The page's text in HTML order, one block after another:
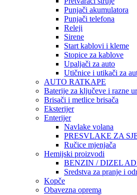
Punjači akumulatora
Punjači telefona
Releji
Sirene
Start kablovi i kleme
Stopice za kablove
Upaljači za auto
Utičnice i utikači za
AUTO RATKAPE
Baterije za ključeve i razne
Brisači i metlice brisača
Eksterijer
Enterijer
Navlake volana
PRESVLAKE ZA
Ručice mjenjača
Hemijski proizvodi
BENZIN / DIZEL
Sredstva za pranje i
Kopče
Obavezna oprema